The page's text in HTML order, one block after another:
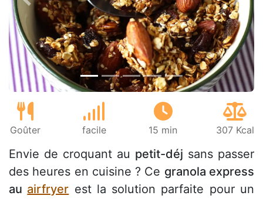
Précédent
Goûter facile 15 min 307 Kcal
Envie de croquant au petit-déj sans passer
des heures en cuisine ? Ce granola express
au airfryer est la solution parfaite pour un